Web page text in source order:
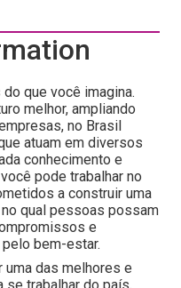
que você imagina.
melhor, ampliando
no Brasil
atuam em diversos
conhecimento e
pode trabalhar no
a construir uma
qual pessoas possam
e
bem-estar.
das melhores e